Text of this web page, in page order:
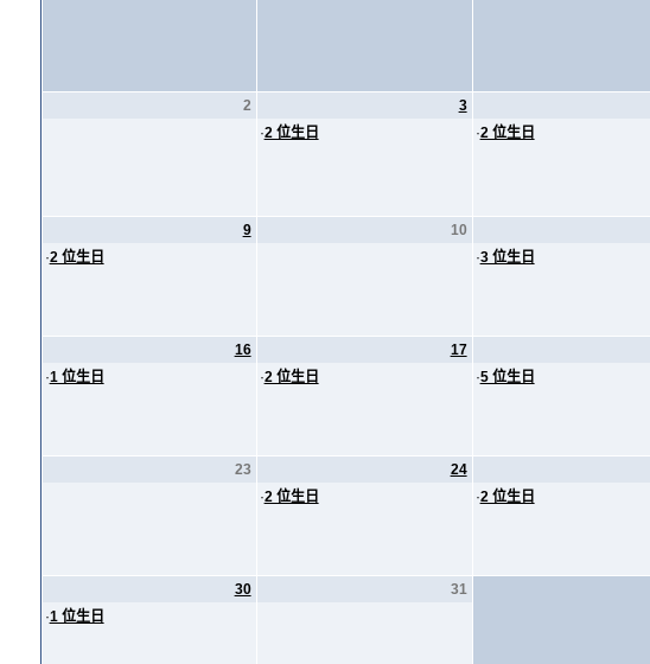
2
3
·2 位生日
·2 位生日
9
·2 位生日
10
·3 位生日
16
·1 位生日
17
·2 位生日
·5 位生日
23
24
·2 位生日
·2 位生日
30
·1 位生日
31